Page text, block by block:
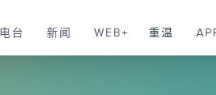
电台 新闻 WEB+ 重温